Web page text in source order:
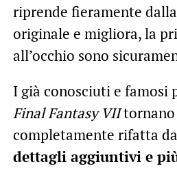
riprende fieramente
originale e migliora, la
all’occhio sono
I già conosciuti e famosi
Final Fantasy VIItornano
completamente rifatta
dettagli aggiuntivi e